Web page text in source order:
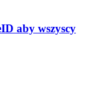
aby wszyscy